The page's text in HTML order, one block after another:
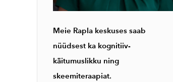
Meie Rapla keskuses saab
nüüdsest ka kognitiiv-
käitumuslikku ning
skeemiteraapiat.